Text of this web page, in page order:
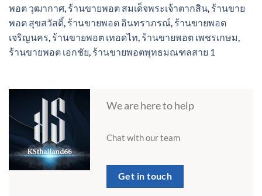
พอต วุฒากาศ, ร้านขายพอต สมเด็จพระเจ้าตากสิน, ร้านขาย
พอต สุขสวัสดิ์, ร้านขายพอต อินทราภรณ์, ร้านขายพอต
เจริญนคร, ร้านขายพอต เทอดไท, ร้านขายพอต เพชรเกษม,
ร้านขายพอต เอกชัย, ร้านขายพอตพุทธมณฑลสาย 1
We are here to help
Chat with our team
Get in touch